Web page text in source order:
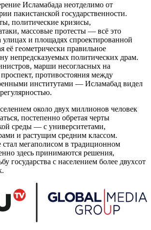
Исламабада неотделимо от
пакистанской государственности.
политические кризисы,
массовые протесты — всё это
улицах и площадях спроектированной
её геометрически правильное
непредсказуемых политических драм.
марши несогласных на
противостояния между
институтами — Исламабад видел
около двух миллионов человек
постепенно обретая черты
среды — с университетами,
и растущим средним классом.
стал мегаполисом в традиционном
здесь принимаются решения,
государства с населением более двухсот